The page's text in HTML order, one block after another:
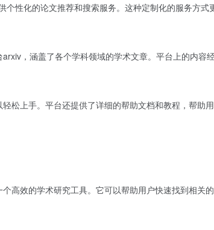
性化的论文推荐和搜索服务。这种定制化的服务方式
，涵盖了各个学科领域的学术文章。平台上的内容
松上手。平台还提供了详细的帮助文档和教程，帮助
高效的学术研究工具。它可以帮助用户快速找到相关